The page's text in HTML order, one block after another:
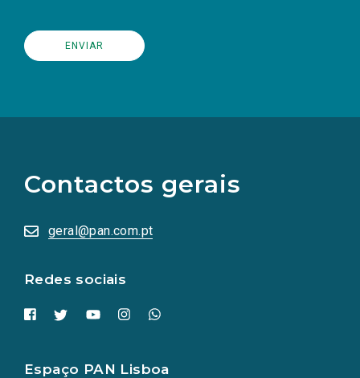
Contactos gerais
geral@pan.com.pt
Redes sociais
redes
sociais
numa
nova
Espaço PAN Lisboa